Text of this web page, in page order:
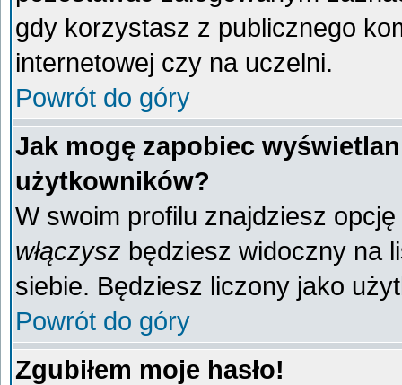
gdy korzystasz z publicznego
internetowej czy na uczelni.
Powrót do góry
Jak mogę zapobiec
użytkowników?
W swoim profilu znajdziesz opcję
włączysz będziesz widoczny na
siebie. Będziesz liczony jako
Powrót do góry
Zgubiłem moje hasło!